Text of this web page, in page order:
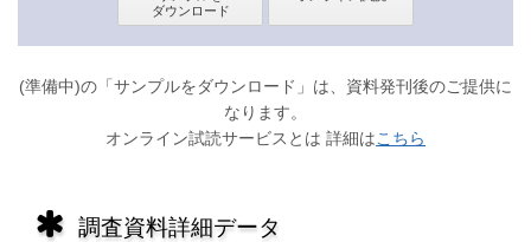
(準備中)の「サンプルをダウンロード」は、資料発刊後のご提供に
なります。
オンライン試読サービスとは 詳細はこちら
調査資料詳細データ